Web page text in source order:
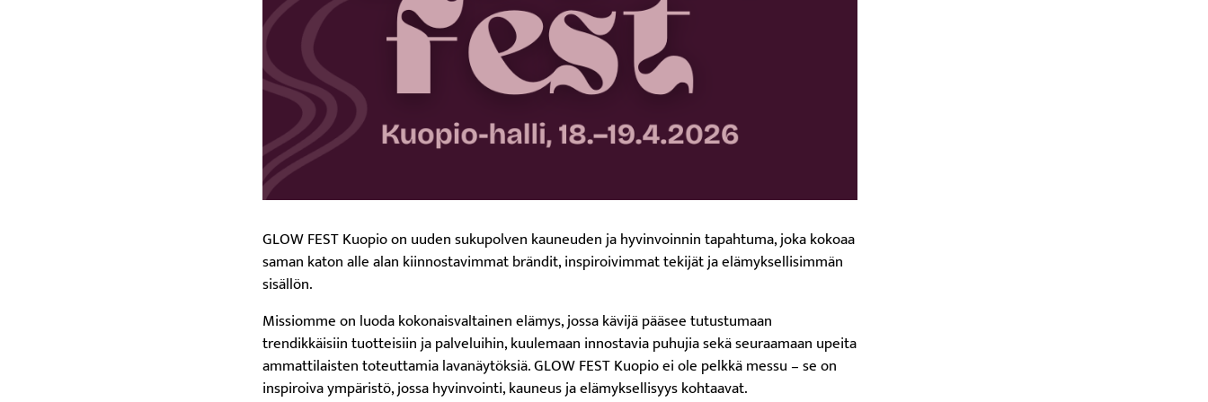
GLOW FEST Kuopio on uuden sukupolven kauneuden ja hyvinvoinnin tapahtuma, joka kokoaa
saman katon alle alan kiinnostavimmat brändit, inspiroivimmat tekijät ja elämyksellisimmän
sisällön.
Missiomme on luoda kokonaisvaltainen elämys, jossa kävijä pääsee tutustumaan
trendikkäisiin tuotteisiin ja palveluihin, kuulemaan innostavia puhujia sekä seuraamaan upeita
ammattilaisten toteuttamia lavanäytöksiä. GLOW FEST Kuopio ei ole pelkkä messu – se on
inspiroiva ympäristö, jossa hyvinvointi, kauneus ja elämyksellisyys kohtaavat.